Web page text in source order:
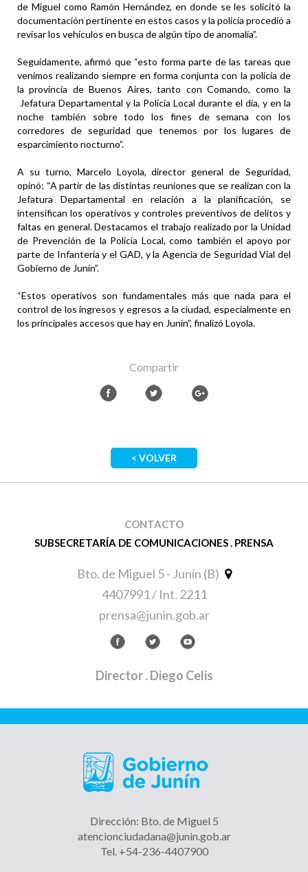
de Miguel como Ramón Hernández, en donde se les solicitó la
documentación pertinente en estos casos y la policía procedió a
revisar los vehículos en busca de algún tipo de anomalía”.
Seguidamente, afirmó que “esto forma parte de las tareas que
venimos realizando siempre en forma conjunta con la policía de
la provincia de Buenos Aires, tanto con Comando, como la
Jefatura Departamental y la Policía Local durante el día, y en la
noche también sobre todo los fines de semana con los
corredores de seguridad que tenemos por los lugares de
esparcimiento nocturno”.
A su turno, Marcelo Loyola, director general de Seguridad,
opinó: “A partir de las distintas reuniones que se realizan con la
Jefatura Departamental en relación a la planificación, se
intensifican los operativos y controles preventivos de delitos y
faltas en general. Destacamos el trabajo realizado por la Unidad
de Prevención de la Policía Local, como también el apoyo por
parte de Infantería y el GAD, y la Agencia de Seguridad Vial del
Gobierno de Junín”.
“Estos operativos son fundamentales más que nada para el
control de los ingresos y egresos a la ciudad, especialmente en
los principales accesos que hay en Junín”, finalizó Loyola.
Compartir
< VOLVER
CONTACTO
SUBSECRETARÍA DE COMUNICACIONES . PRENSA
Bto. de Miguel 5 - Junín (B)
4407991 / Int. 2211
prensa@junin.gob.ar
Director. Diego Celis
Dirección: Bto. de Miguel 5
atencionciudadana@junin.gob.ar
Tel. +54-236-4407900